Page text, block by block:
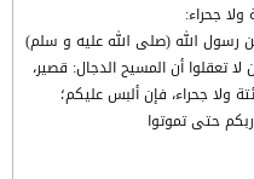
جحراء:
رسول الله (صلى الله عليه و سلم)
تعقلوا أن المسيح الدجال: قصير،
ولا جحراء، فإن ألبس عليكم؛
حتى تموتوا